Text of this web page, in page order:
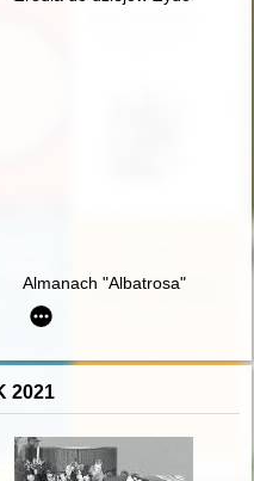
"Kościół i Szkoła"
Almanach "Albatrosa"
i znaczenie żon
2021